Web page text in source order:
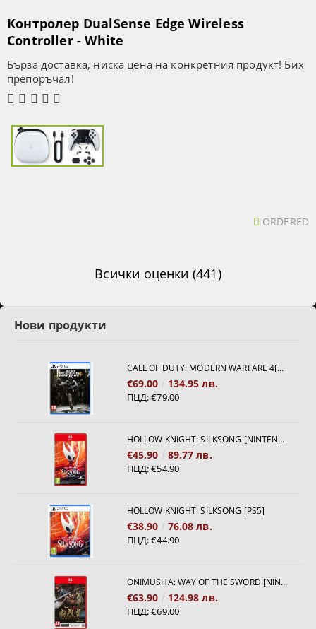
Контролер DualSense Edge Wireless
Controller - White
Бърза доставка, ниска цена на конкретния продукт! Бих
препоръчал!
ORDERED
Всички оценки (441)
Нови продукти
CALL OF DUTY: MODERN WARFARE 4[PS5]
€69.00 134.95 лв.
ПЦД:€79.00
HOLLOW KNIGHT: SILKSONG [NINTENDO SWITCH 2]
€45.90 89.77 лв.
ПЦД:€54.90
HOLLOW KNIGHT: SILKSONG [PS5]
€38.90 76.08 лв.
ПЦД:€44.90
ONIMUSHA: WAY OF THE SWORD [NINTENDO SWITCH 2]
€63.90 124.98 лв.
ПЦД:€69.00